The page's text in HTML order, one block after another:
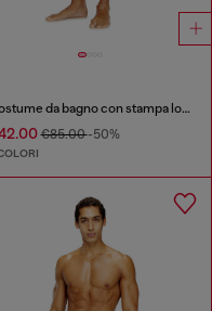
Costume da bagno con stampa logo all-over
€85.00-50%